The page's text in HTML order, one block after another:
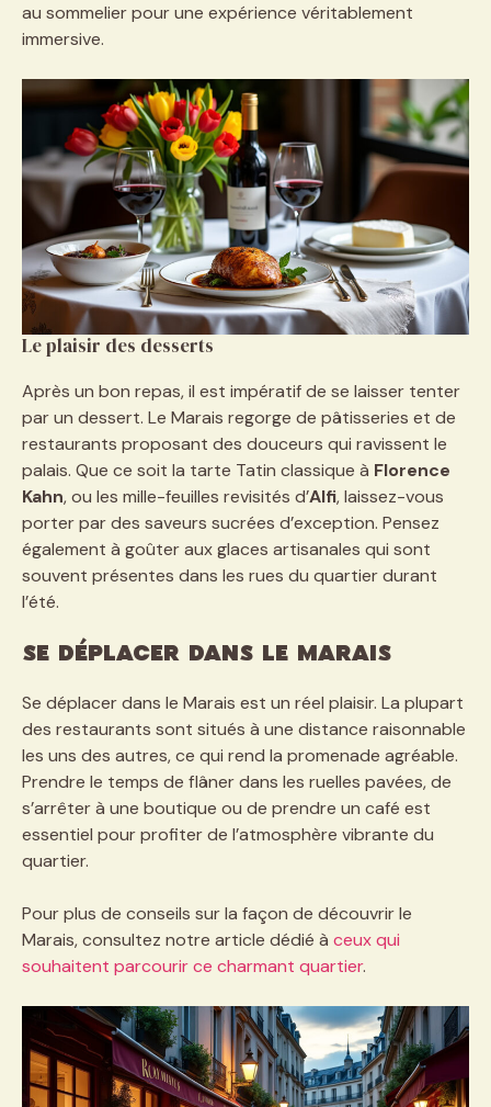
au sommelier pour une expérience véritablement
immersive.
Le plaisir des desserts
Après un bon repas, il est impératif de se laisser tenter
par un dessert. Le Marais regorge de pâtisseries et de
restaurants proposant des douceurs qui ravissent le
palais. Que ce soit la tarte Tatin classique à Florence
Kahn, ou les mille-feuilles revisités d’Alfi, laissez-vous
porter par des saveurs sucrées d’exception. Pensez
également à goûter aux glaces artisanales qui sont
souvent présentes dans les rues du quartier durant
l’été.
Se déplacer dans le Marais
Se déplacer dans le Marais est un réel plaisir. La plupart
des restaurants sont situés à une distance raisonnable
les uns des autres, ce qui rend la promenade agréable.
Prendre le temps de flâner dans les ruelles pavées, de
s’arrêter à une boutique ou de prendre un café est
essentiel pour profiter de l’atmosphère vibrante du
quartier.
Pour plus de conseils sur la façon de découvrir le
Marais, consultez notre article dédié à ceux qui
souhaitent parcourir ce charmant quartier.